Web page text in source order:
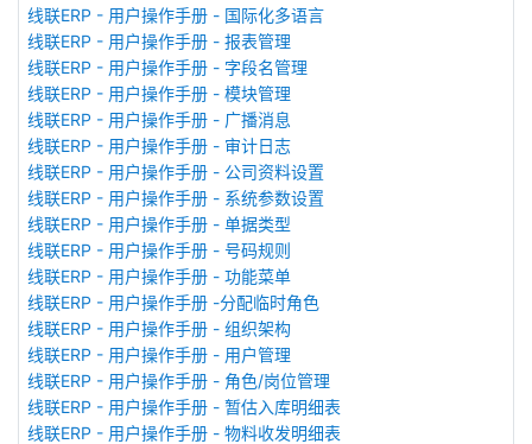
线联ERP - 用户操作手册 - 国际化多语言
线联ERP - 用户操作手册 - 报表管理
线联ERP - 用户操作手册 - 字段名管理
线联ERP - 用户操作手册 - 模块管理
线联ERP - 用户操作手册 - 广播消息
线联ERP - 用户操作手册 - 审计日志
线联ERP - 用户操作手册 - 公司资料设置
线联ERP - 用户操作手册 - 系统参数设置
线联ERP - 用户操作手册 - 单据类型
线联ERP - 用户操作手册 - 号码规则
线联ERP - 用户操作手册 - 功能菜单
线联ERP - 用户操作手册 -分配临时角色
线联ERP - 用户操作手册 - 组织架构
线联ERP - 用户操作手册 - 用户管理
线联ERP - 用户操作手册 - 角色/岗位管理
线联ERP - 用户操作手册 - 暂估入库明细表
线联ERP - 用户操作手册 - 物料收发明细表